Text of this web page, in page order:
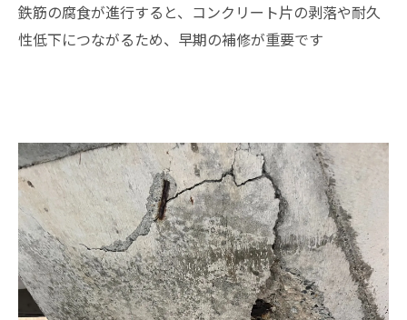
鉄筋の腐食が進行すると、コンクリート片の剥落や耐久
性低下につながるため、早期の補修が重要です